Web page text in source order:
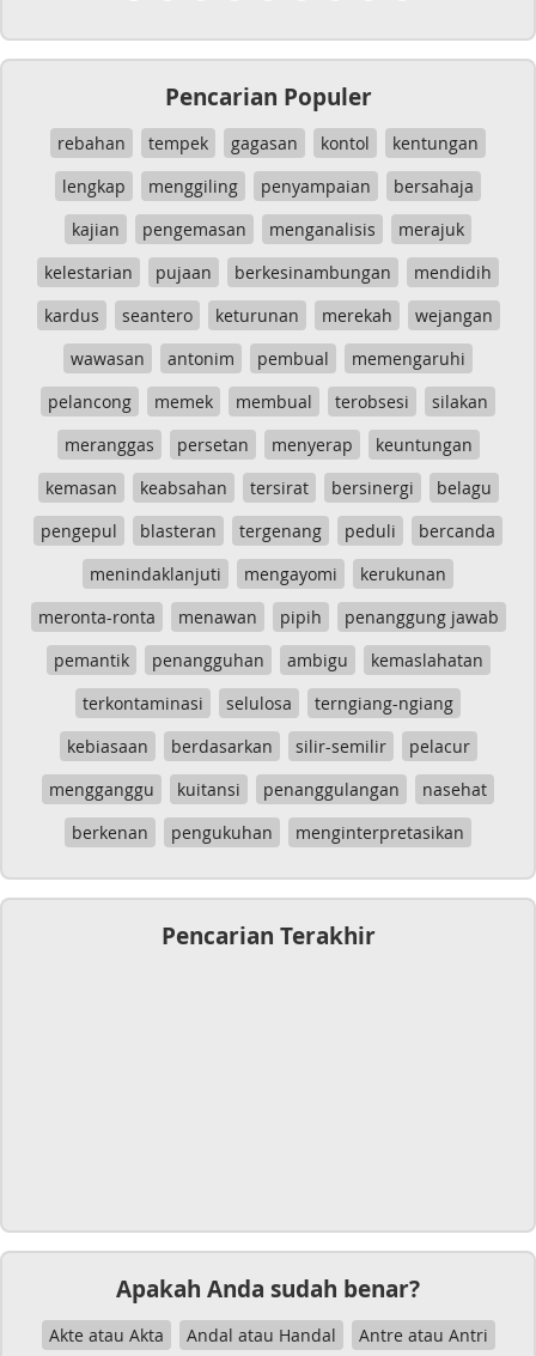
Pencarian Populer
rebahan tempek gagasan kontol
kentungan
lengkap
menggiling penyampaian
bersahaja
kajian
pengemasan menganalisis
merajuk
kelestarian
pujaan berkesinambungan
mendidih
kardus
seantero keturunan merekah
wejangan
wawasan
antonim pembual
memengaruhi
pelancong
memek membual terobsesi
silakan
meranggas
persetan menyerap
keuntungan
kemasan
keabsahan tersirat bersinergi
belagu
pengepul
blasteran tergenang peduli
bercanda
menindaklanjuti
mengayomi
kerukunan
meronta-ronta
menawan pipih
penanggung jawab
pemantik
penangguhan ambigu
kemaslahatan
terkontaminasi
selulosa
terngiang-ngiang
kebiasaan
berdasarkan silir-semilir
pelacur
mengganggu
kuitansi penanggulangan
nasehat
berkenan
pengukuhan menginterpretasikan
Pencarian Terakhir
Apakah Anda sudah benar?
Akte atau Akta Andal atau Handal
Antre atau Antri